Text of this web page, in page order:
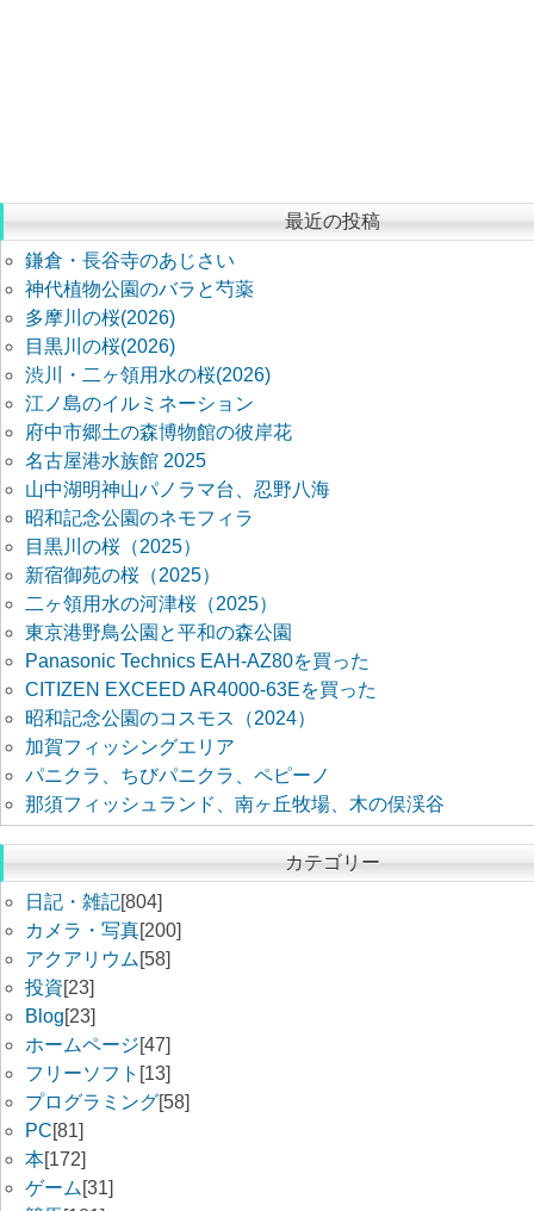
最近の投稿
鎌倉・長谷寺のあじさい
神代植物公園のバラと芍薬
多摩川の桜(2026)
目黒川の桜(2026)
渋川・二ヶ領用水の桜(2026)
江ノ島のイルミネーション
府中市郷土の森博物館の彼岸花
名古屋港水族館 2025
山中湖明神山パノラマ台、忍野八海
昭和記念公園のネモフィラ
目黒川の桜（2025）
新宿御苑の桜（2025）
二ヶ領用水の河津桜（2025）
東京港野鳥公園と平和の森公園
Panasonic Technics EAH-AZ80を買った
CITIZEN EXCEED AR4000-63Eを買った
昭和記念公園のコスモス（2024）
加賀フィッシングエリア
パニクラ、ちびパニクラ、ペピーノ
那須フィッシュランド、南ヶ丘牧場、木の俣渓谷
カテゴリー
日記・雑記[804]
カメラ・写真[200]
アクアリウム [58]
投資[23]
Blog[23]
ホームページ[47]
フリーソフト [13]
プログラミング[58]
PC[81]
本[172]
ゲーム [31]